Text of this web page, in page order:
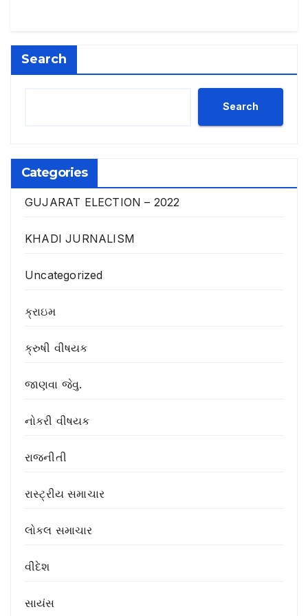
Search
Search
Categories
GUJARAT ELECTION – 2022
KHADI JURNALISM
Uncategorized
ક્રાઇમ
ક્રુષી વીષયક
જાણવા જેવુ.
નોકરી વીષયક
રાજનીતી
રાસ્ટ્રીય સમાચાર
લોકલ સમાચાર
વીદેશ
સાયંસ